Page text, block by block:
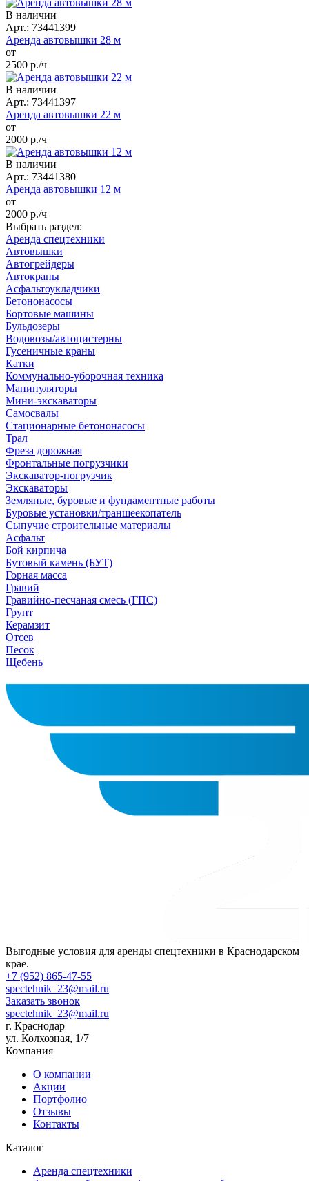
В наличии
Арт.: 73441399
Аренда автовышки 28 м
от
2500 р./ч
В наличии
Арт.: 73441397
Аренда автовышки 22 м
от
2000 р./ч
В наличии
Арт.: 73441380
Аренда автовышки 12 м
от
2000 р./ч
Выбрать раздел:
Аренда спецтехники
Автовышки
Автогрейдеры
Автокраны
Асфальтоукладчики
Бетононасосы
Бортовые машины
Бульдозеры
Водовозы/автоцистерны
Гусеничные краны
Катки
Коммунально-уборочная техника
Манипуляторы
Мини-экскаваторы
Самосвалы
Стационарные бетононасосы
Трал
Фреза дорожная
Фронтальные погрузчики
Экскаватор-погрузчик
Экскаваторы
Земляные, буровые и фундаментные работы
Буровые установки/траншеекопатель
Сыпучие строительные материалы
Асфальт
Бой кирпича
Бутовый камень (БУТ)
Горная масса
Гравий
Гравийно-песчаная смесь (ГПС)
Грунт
Керамзит
Отсев
Песок
Щебень
Выгодные условия для аренды спецтехники в Краснодарском
крае.
+7 (952) 865-47-55
spectehnik_23@mail.ru
Заказать звонок
spectehnik_23@mail.ru
г. Краснодар
ул. Колхозная, 1/7
Компания
О компании
Акции
Портфолио
Отзывы
Контакты
Каталог
Аренда спецтехники